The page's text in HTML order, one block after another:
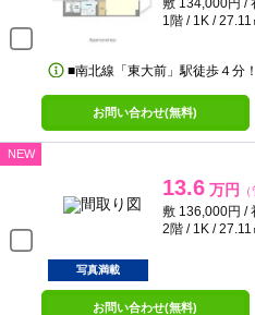
敷 134,000円 /
1階 / 1K / 27.11
■南北線「東大前」駅徒歩４分
お問い合わせ(無料)
NEW
13.6 万円
敷 136,000円 /
2階 / 1K / 27.11
写真満載
お問い合わせ(無料)